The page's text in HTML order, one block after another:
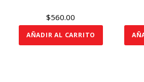
$560.00
AÑADIR AL CARRITO